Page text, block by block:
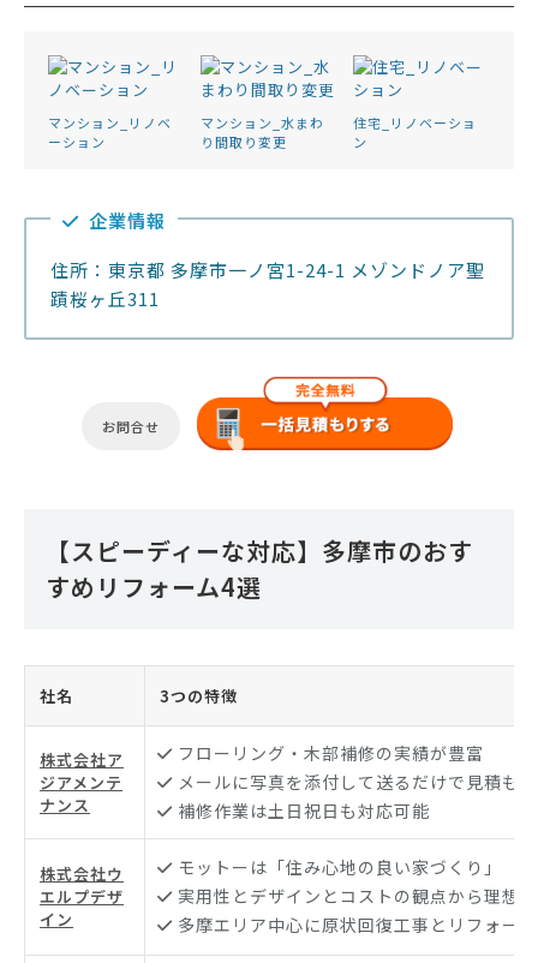
マンション_リノベ
ーション
マンション_水まわ
り間取り変更
住宅_リノベーショ
ン
企業情報
住所：東京都 多摩市一ノ宮1-24-1 メゾンドノア聖
蹟桜ヶ丘311
お問合せ
【スピーディーな対応】多摩市のおす
すめリフォーム4選
社名 3つの特徴
株式会社ア
ジアメンテ
ナンス
フローリング・木部補修の実績が豊富
メールに写真を添付して送るだけで見積も
補修作業は土日祝日も対応可能
株式会社ウ
エルプデザ
イン
モットーは「住み心地の良い家づくり」
実用性とデザインとコストの観点から理想
多摩エリア中心に原状回復工事とリフォー